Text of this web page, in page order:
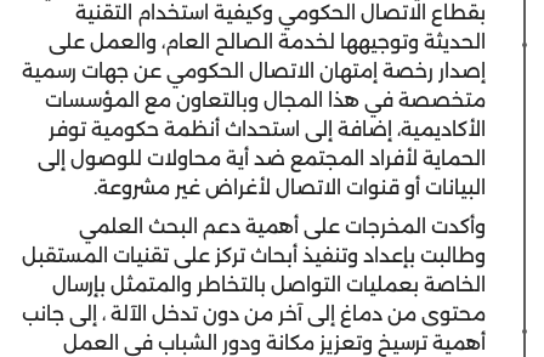
بقطاع الاتصال الحكومي وكيفية استخدام التقنية
الحديثة وتوجيهها لخدمة الصالح العام، والعمل على
إصدار رخصة إمتهان الاتصال الحكومي عن جهات رسمية
متخصصة في هذا المجال وبالتعاون مع المؤسسات
الأكاديمية، إضافة إلى استحداث أنظمة حكومية توفر
الحماية لأفراد المجتمع ضد أية محاولات للوصول إلى
البيانات أو قنوات الاتصال لأغراض غير مشروعة.
وأكدت المخرجات على أهمية دعم البحث العلمي
وطالبت بإعداد وتنفيذ أبحاث تركز على تقنيات المستقبل
الخاصة بعمليات التواصل بالتخاطر والمتمثل بإرسال
محتوى من دماغ إلى آخر من دون تدخل الآلة ، إلى جانب
أهمية ترسيخ وتعزيز مكانة ودور الشباب في العمل